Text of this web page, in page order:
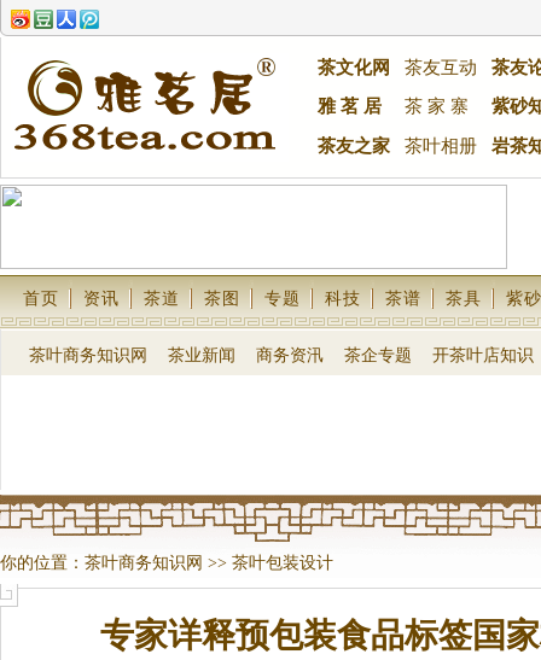
茶文化网 茶友互动
茶友
雅 茗 居
茶 家 寨 紫砂
茶友之家 茶叶相册 岩茶
首页 资讯 茶道 茶图 专题 科技 茶谱 茶具 紫砂
茶叶商务知识网 茶业新闻 商务资汛 茶企专题 开茶叶店知识
你的位置： 茶叶商务知识网 >> 茶叶包装设计
专家详释预包装食品标签国